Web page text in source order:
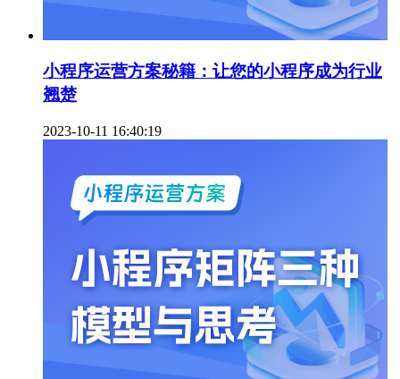
小程序运营方案秘籍：让您的小程序成为行业
翘楚
2023-10-11 16:40:19